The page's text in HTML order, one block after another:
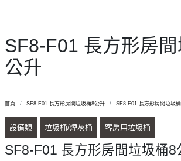
SF8-F01 長方形房
公升
首頁 SF8-F01 長方形房間垃圾桶8公升 SF8-F01 長方形房間垃圾
設備類 垃圾桶/煙灰桶 客房用垃圾桶
SF8-F01 長方形房間垃圾桶8